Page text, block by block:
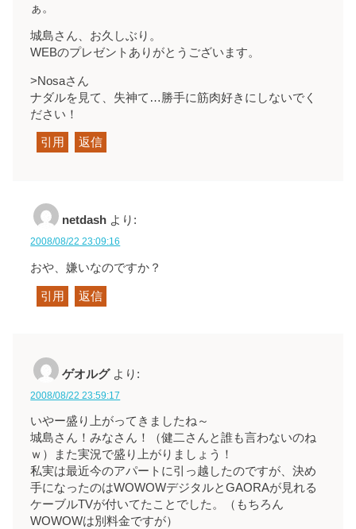
ぁ。
城島さん、お久しぶり。
WEBのプレゼントありがとうございます。
>Nosaさん
ナダルを見て、失神て…勝手に筋肉好きにしないでく
ださい！
引用 返信
netdash より:
2008/08/22 23:09:16
おや、嫌いなのですか？
引用 返信
ゲオルグ より:
2008/08/22 23:59:17
いやー盛り上がってきましたね～
城島さん！みなさん！（健二さんと誰も言わないのね
ｗ）また実況で盛り上がりましょう！
私実は最近今のアパートに引っ越したのですが、決め
手になったのはWOWOWデジタルとGAORAが見れる
ケーブルTVが付いてたことでした。（もちろん
WOWOWは別料金ですが）